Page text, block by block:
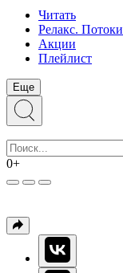
Читать
Релакс. Потоки
Акции
Плейлист
Еще
0+